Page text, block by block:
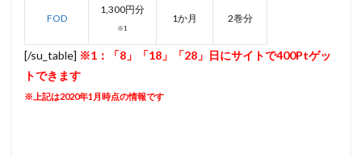
FOD
1,300円分
※1
1か月 2巻分
[/su_table] ※1：「8」「18」「28」日にサイトで400Ptゲッ
トできます
※上記は2020年1月時点の情報です